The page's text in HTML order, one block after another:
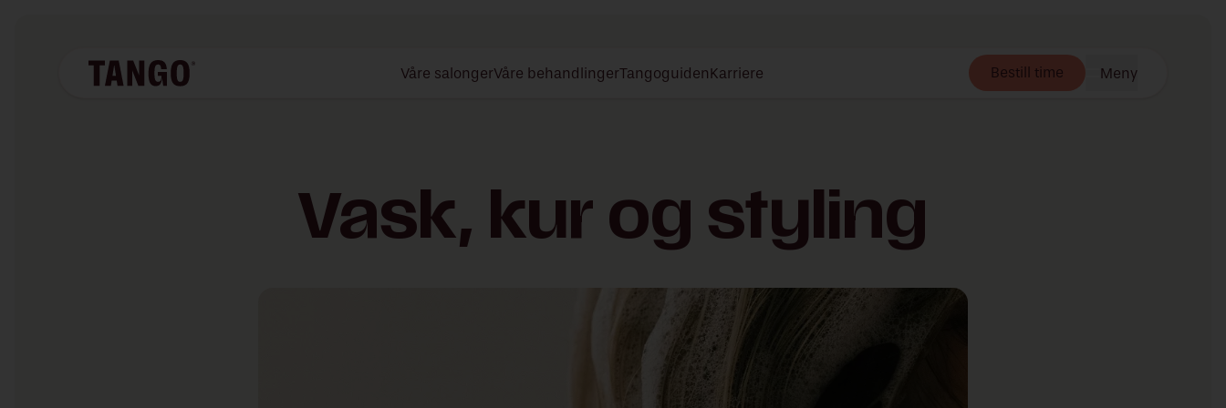
Våre salongerVåre behandlingerTangoguidenKarriere Bestill time Meny
Vask, kur og styling